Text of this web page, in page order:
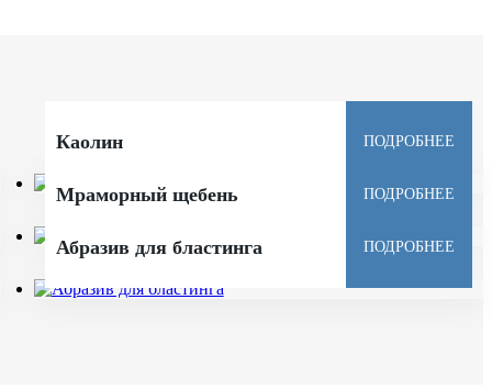
Каолин ПОДРОБНЕЕ
Мраморный щебень ПОДРОБНЕЕ
Абразив для бластинга ПОДРОБНЕЕ